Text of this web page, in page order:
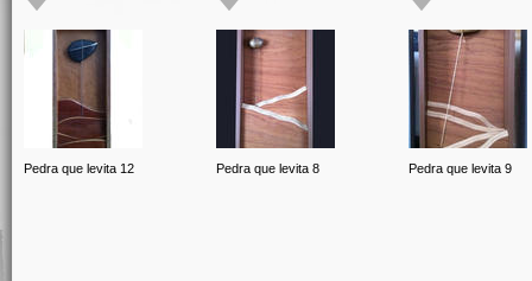
Pedra que levita 12 Pedra que levita 8 Pedra que levita 9